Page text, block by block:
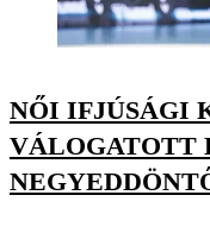
NŐI IFJÚSÁGI
VÁLOGATOTT